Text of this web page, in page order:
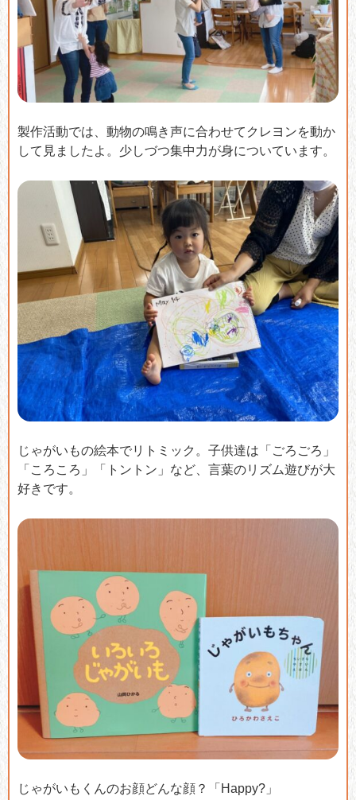
製作活動では、動物の鳴き声に合わせてクレヨンを動か
して見ましたよ。少しづつ集中力が身についています。
じゃがいもの絵本でリトミック。子供達は「ごろごろ」
「ころころ」「トントン」など、言葉のリズム遊びが大
好きです。
じゃがいもくんのお顔どんな顔？「Happy?」